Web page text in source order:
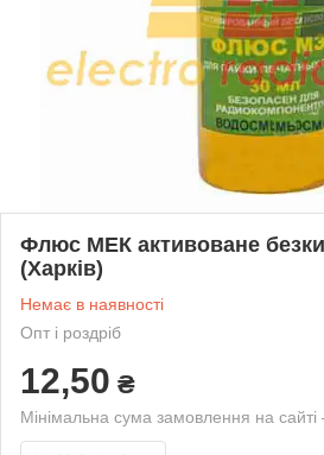
Флюс МЕК активоване
(Харків)
Немає в наявності
Опт і роздріб
12,50 ₴
Мінімальна сума замовлення на